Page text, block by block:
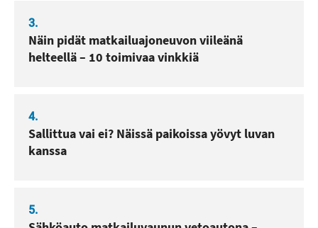
3.
Näin pidät matkailuajoneuvon viileänä
helteellä – 10 toimivaa vinkkiä
4.
Sallittua vai ei? Näissä paikoissa yövyt luvan
kanssa
5.